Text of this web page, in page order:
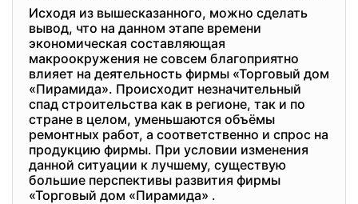
Исходя из вышесказанного, можно сделать
вывод, что на данном этапе времени
экономическая составляющая
макроокружения не совсем благоприятно
влияет на деятельность фирмы «Торговый дом
«Пирамида». Происходит незначительный
спад строительства как в регионе, так и по
стране в целом, уменьшаются объёмы
ремонтных работ, а соответственно и спрос на
продукцию фирмы. При условии изменения
данной ситуации к лучшему, существую
большие перспективы развития фирмы
«Торговый дом «Пирамида» .